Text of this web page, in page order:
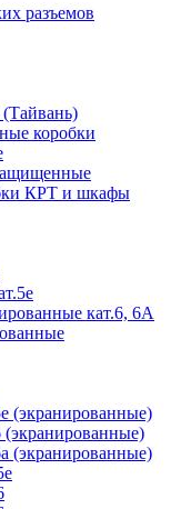
разъемов
коробки
КРТ и шкафы
кат.6, 6А
(экранированные)
(экранированные)
(экранированные)